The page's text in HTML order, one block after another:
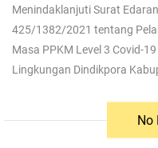
Menindaklanjuti Surat
425/1382/2021 tentang
Masa PPKM Level 3 Covid-
Lingkungan Dindikpora
No